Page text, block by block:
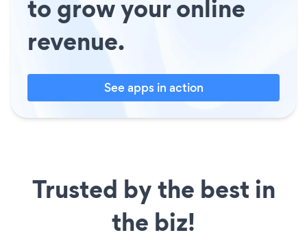
to grow your online
revenue.
See apps in action
Trusted by the best in
the biz!